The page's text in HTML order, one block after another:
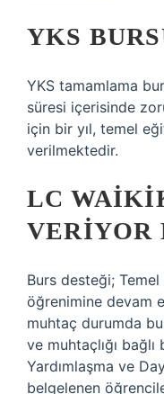
YKS
YKS tamamlama
süresi içerisinde
için bir yıl, temel
verilmektedir.
LC
VERIYOR
Burs desteği; Temel
öğrenimine devam
muhtaç durumda
ve muhtaçlığı
Yardımlaşma ve
belgelenen